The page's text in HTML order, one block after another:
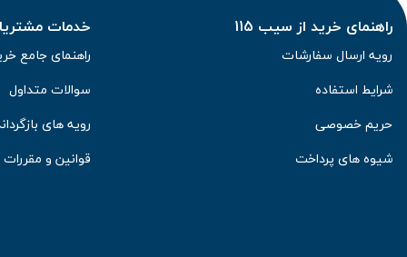
راهنمای خرید از سیب 115
رویه ارسال سفارشات
شرایط استفاده
حریم خصوصی
شیوه های پرداخت
خدمات
راهنمای جامع
سوالات متداول
رویه های
قوانین و مقررات